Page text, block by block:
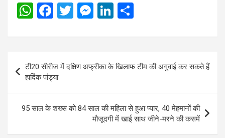
W
at
s
A
p
p
F
ce
b
o
o
k
T
tt
er
M
se
n
g
er
Li
ke
dI
n
ar
e
Post
navigation
टी20 सीरीज में दक्षिण अफ्रीका के खिलाफ टीम की अगुवाई कर सकते हैं
हार्दिक पांड्या
95 साल के शख्स को 84 साल की महिला से हुआ प्यार, 40 मेहमानों की
मौजूदगी में खाई साथ जीने-मरने की कसमें